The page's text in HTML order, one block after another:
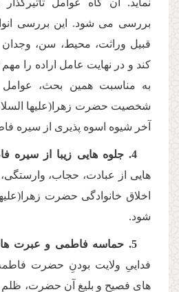
بررسى مى شود. این بررسى انواع
قبیل وراثت، محیط، سن، وجدان
كند و در نهایت عامل اراده را
به مناسبت همین بحث،
شخصیت حضرت زهرا(علیها
آخر شیوه اسوه پذیرى از سیره
4. جلوه هایى زیبا از سیره فاطمى:
هایى از عبادت، حجاب،
اخلاق خانوادگى حضرت
شود.
5. حماسه فاطمى و عبرت هاى آن:
فدایىِ ولایت بودنِ حضرت
هاى فصیح و بلیغ آن حضرت، ظلم